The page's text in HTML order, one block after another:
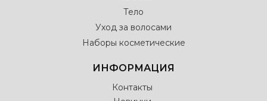
Тело
Уход за волосами
Наборы косметические
ИНФОРМАЦИЯ
Контакты